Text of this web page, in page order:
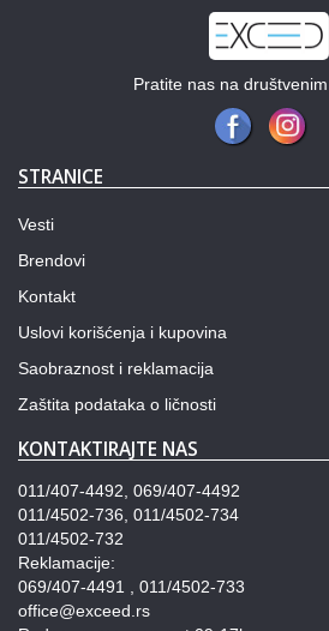
Pratite nas na
STRANICE
Vesti
Brendovi
Kontakt
Uslovi korišćenja i kupovina
Saobraznost i reklamacija
Zaštita podataka o ličnosti
KONTAKTIRAJTE NAS
011/407-4492, 069/407-4492
011/4502-736, 011/4502-734
011/4502-732
Reklamacije:
069/407-4491 , 011/4502-733
office@exceed.rs